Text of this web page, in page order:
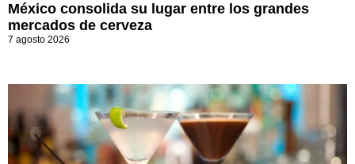
México consolida su lugar entre los grandes
mercados de cerveza
7 agosto 2026